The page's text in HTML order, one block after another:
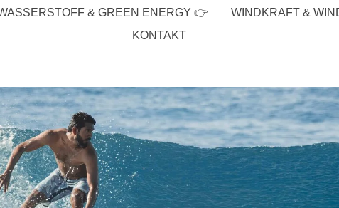
& GREEN ENERGY 👉
WINDKRAFT &
KONTAKT